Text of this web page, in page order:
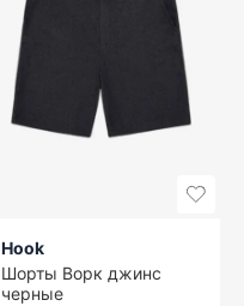
Hook
Шорты Ворк джинс
черные